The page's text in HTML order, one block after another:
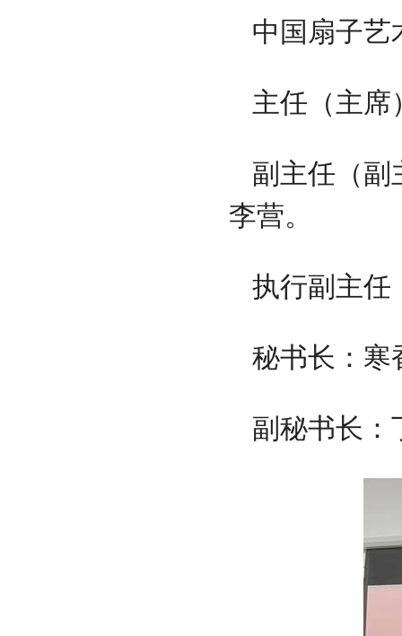
中国扇子艺
主任（主席
副主任（副
李营。
执行副主任
秘书长：寒
副秘书长：